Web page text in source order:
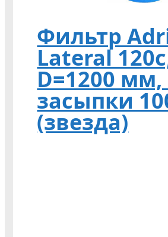
Фильтр
Lateral
D=1200
засыпки
(звезда)